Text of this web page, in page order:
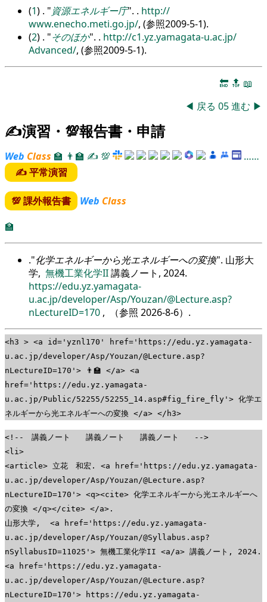
(1) . 資源エネルギー庁 . . http://
www.enecho.meti.go.jp/, (参照2009-5-1).
(2) . そのほか . . http://c1.yz.yamagata-u.ac.jp/
Advanced/, (参照2009-5-1).
🔚 🔝 📖
◀ 戻る 05進む ▶
✍演習・💯報告書・申請
Web Class 🏫 👨‍🏫 ✍ 💯
……
✍ 平常演習
💯 課外報告書 Web Class
🏫
. 化学エネルギーから光エネルギーへの変換 . 山形大
学, 無機工業化学II講義ノート, 2024.
https://edu.yz.yamagata-
u.ac.jp/developer/Asp/Youzan/@Lecture.asp?
nLectureID=170 , （参照 2026-8-6）.
<h3 > <a id='yznl170' href='https://edu.yz.yamagata-
u.ac.jp/developer/Asp/Youzan/@Lecture.asp?
nLectureID=170'> 👨‍🏫 </a> <a
href='https://edu.yz.yamagata-
u.ac.jp/Public/52255/52255_14.asp#fig_fire_fly'> 化学エ
ネルギーから光エネルギーへの変換 </a> </h3>
<!-- 講義ノート 講義ノート 講義ノート -->
<li>
<article> 立花 和宏. <a href='https://edu.yz.yamagata-
u.ac.jp/developer/Asp/Youzan/@Lecture.asp?
nLectureID=170'> <q><cite> 化学エネルギーから光エネルギーへ
の変換 </q></cite> </a>.
山形大学, <a href='https://edu.yz.yamagata-
u.ac.jp/developer/Asp/Youzan/@Syllabus.asp?
nSyllabusID=11025'> 無機工業化学II <a/a> 講義ノート, 2024.
<a href='https://edu.yz.yamagata-
u.ac.jp/developer/Asp/Youzan/@Lecture.asp?
nLectureID=170'> https://edu.yz.yamagata-